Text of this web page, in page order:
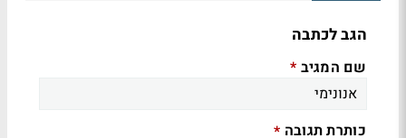
הגב לכתבה
שם המגיב *
כותרת תגובה *